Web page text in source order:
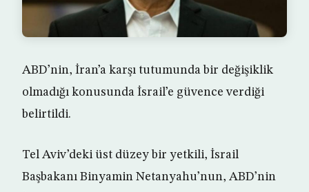
ABD’nin, İran’a karşı tutumunda bir değişiklik
olmadığı konusunda İsrail’e güvence verdiği
belirtildi.
Tel Aviv’deki üst düzey bir yetkili, İsrail
Başbakanı Binyamin Netanyahu’nun, ABD’nin